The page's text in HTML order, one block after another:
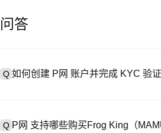
问答
Q 如何创建 P网 账户并完成 KYC 验证
Q P网 支持哪些购买Frog King（